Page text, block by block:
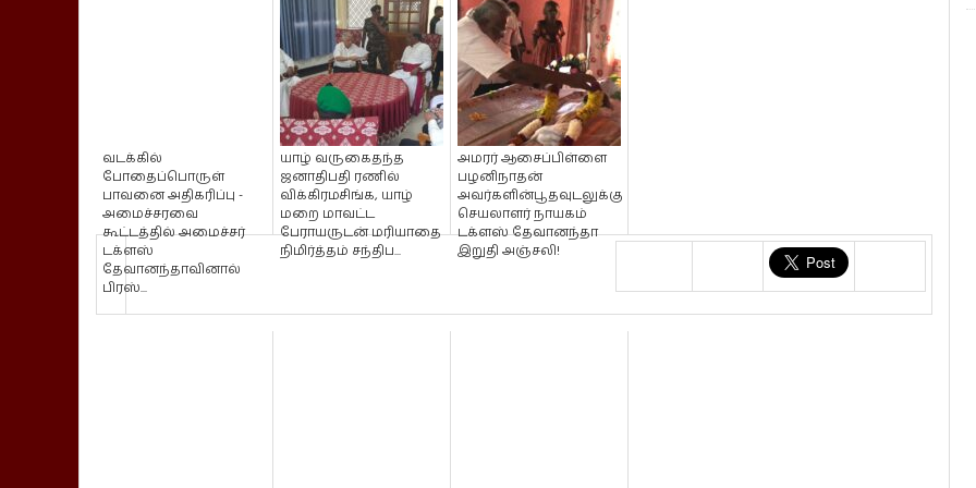
வடக்கில்
போதைப்பொருள்
பாவனை அதிகரிப்பு -
அமைச்சரவை
கூட்டத்தில் அமைச்சர்
டக்ளஸ்
தேவானந்தாவினால்
பிரஸ்...
யாழ் வருகைதந்த
ஜனாதிபதி ரணில்
விக்கிரமசிங்க, யாழ்
மறை மாவட்ட
பேராயருடன் மரியாதை
நிமிர்த்தம் சந்திப...
அமரர் ஆசைப்பிள்ளை
பழனிநாதன்
அவர்களின்பூதவுடலுக்கு
செயலாளர் நாயகம்
டக்ளஸ் தேவானந்தா
இறுதி அஞ்சலி!